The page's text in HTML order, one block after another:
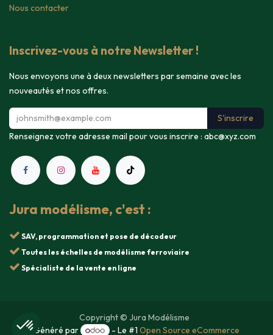
Nous contacter
Inscrivez-vous à notre Newsletter !
Nous envoyons une à deux newsletters par semaine avec les
nouveautés et nos offres.
S'inscrire
Renseignez votre adresse mail pour vous inscrire : abc@xyz.com
Jura modélisme, c'est :
SAV, programmation et pose de décodeur
Toutes les échelles de modélisme ferroviaire
Spécialiste de la vente en ligne
Copyright © Jura Modélisme
Généré par
- Le #1Open Source eCommerce